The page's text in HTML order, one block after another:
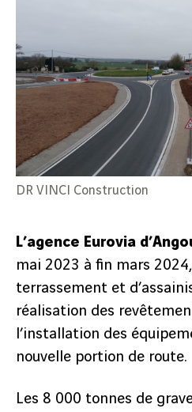
DR VINCI Construction
L’agence Eurovia
mai 2023 à fin mars
terrassement et
réalisation des
l’installation des
nouvelle portion de route.
Les 8 000 tonnes de